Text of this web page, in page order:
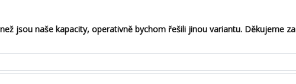
jsou naše kapacity, operativně bychom řešili jinou variantu. Děkujeme za